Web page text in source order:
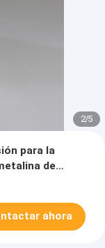
2/5
para la
de
ahora